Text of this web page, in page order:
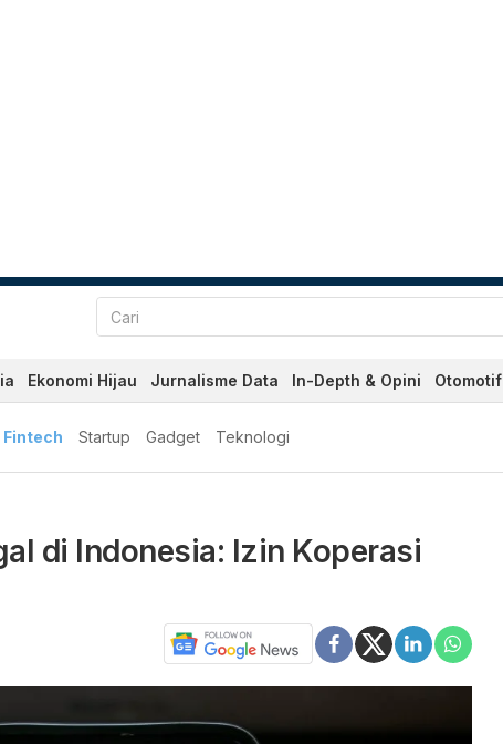
Ekonomi Hijau Jurnalisme Data In-Depth & Opini Otomotif
Fintech Startup Gadget Teknologi
di Indonesia: Izin Koperasi